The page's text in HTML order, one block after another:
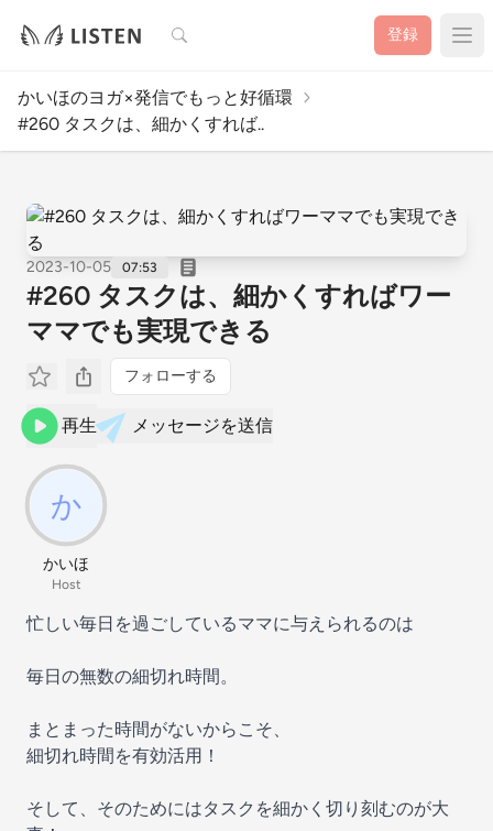
検索 登録
かいほのヨガ×発信でもっと好循環
#260 タスクは、細かくすれば..
2023-10-05 07:53
#260 タスクは、細かくすればワー
ママでも実現できる
フォローする
再生 メッセージを送信
かいほ
Host
忙しい毎日を過ごしているママに与えられるのは
毎日の無数の細切れ時間。
まとまった時間がないからこそ、
細切れ時間を有効活用！
そして、そのためにはタスクを細かく切り刻むのが大